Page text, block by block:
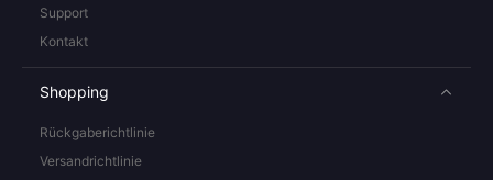
Support
Kontakt
Shopping
Rückgaberichtlinie
Versandrichtlinie